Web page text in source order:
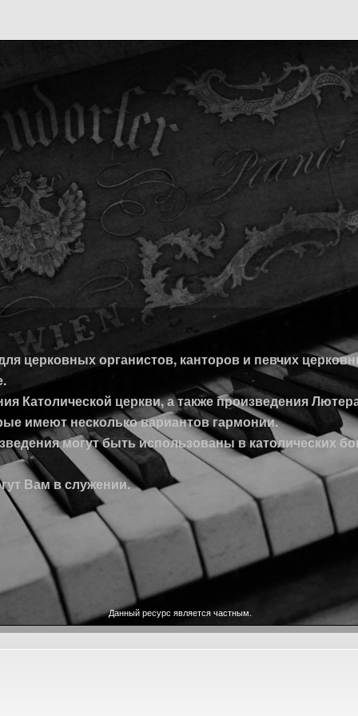
церковных органистов, канторов и певчих
Католической церкви, а также произведения
имеют несколько вариантов гармонии.
могут быть использованы в католических
Вам в служении.
Данный ресурс является частным.